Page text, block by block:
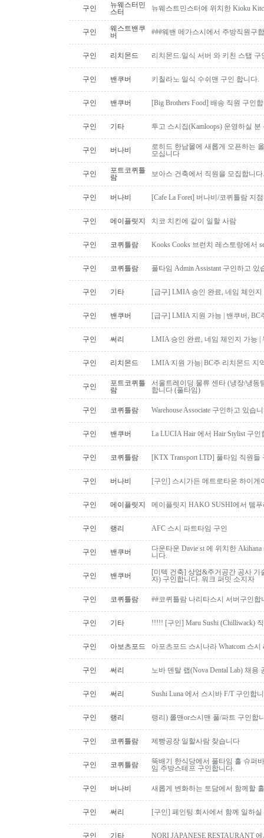
구인
뉴웨스터민
스터
뉴웨스트민스터에 위치한 Kioku
구인
웨스트밴쿠
버
###웨밴 메가스시에서 주방직원구
구인 리치몬드 리치몬드.일식 서버 와 키친 스탭 구
구인 밴쿠버 키칠라노 일식 수쉬맨 구인 합니다.
구인 밴쿠버 [Big Brothers Food] 배송 직원 구인
구인 기타 투고 스시집(Kamloops) 운영하실
구인 버나비
로히드 한남몰에 새롭게 오픈하는
모십니다
구인
포트코퀴틀
람
보아스 건축에서 직원을 모집합니다.
구인 버나비 [Cafe La Foret] 버나비/코퀴틀람 지
구인 메이플릿지 치코 치킨에 같이 일할 사람
구인 코퀴틀람 Kooks Cooks 브런치 레스토랑에서
구인 코퀴틀람 풀타임 Admin Assistant 구인하고 있
구인 기타 [급구] LMIA 승인 완료, 네임 체인
구인 밴쿠버 [급구] LMIA 지원 가능 | 밴쿠버,
구인 써리 LMIA 승인 완료, 네임 체인지 가능 |
구인 리치몬드 LMIA 지원 가능| BC주 리치몬드 지
구인
포트코퀴틀
람
서울트레이딩 물류 센타 (냉장/냉동
합니다 (풀타임)
구인 코퀴틀람 Warehouse Associate 구인하고 있습
구인 밴쿠버 La LUCIA Hair 에서 Hair Stylist 구인
구인 코퀴틀람 [KTX Transport LTD] 풀타임 직원
구인 버나비 [구인] 스시가든 메트로타운 하이게
구인 메이플릿지 메이플릿지 HAKO SUSHI에서 템
구인 랭리 AFC 스시 파트타임 구인
구인 밴쿠버
다운타운 Davie st 에 위치한
니다.
구인 밴쿠버
[미텍 건축] 상업&주거공간 공사
자) 구인합니다. 워크 퍼밋 소지자
구인 코퀴틀람 ##코퀴틀람 나리타스시 서버구인합
구인 기타 !!!!! [구인] Maru Sushi (Chilliwack)
구인 아보츠포드 아포츠포드 스시나라 Whatcom 스
구인 써리 노바 덴탈 랩(Nova Dental Lab) 채용
구인 써리 Sushi Luna 에서 스시바 F/T 구인합
구인 랭리 랭리) 롤맨or스시맨 풀/파트 구인합
구인 코퀴틀람 제빵공장 일할사람 찾습니다
구인 코퀴틀람
뚝배기 한식당에서 풀타임 홀 슈퍼
임 주방스테프 구인합니다.
구인 버나비 새롭게 변화하는 토담에서 함께할
구인 써리 [구인] 페인팅 회사에서 함께 일하
구인 기타 NORI JAPANESE RESTAURANT